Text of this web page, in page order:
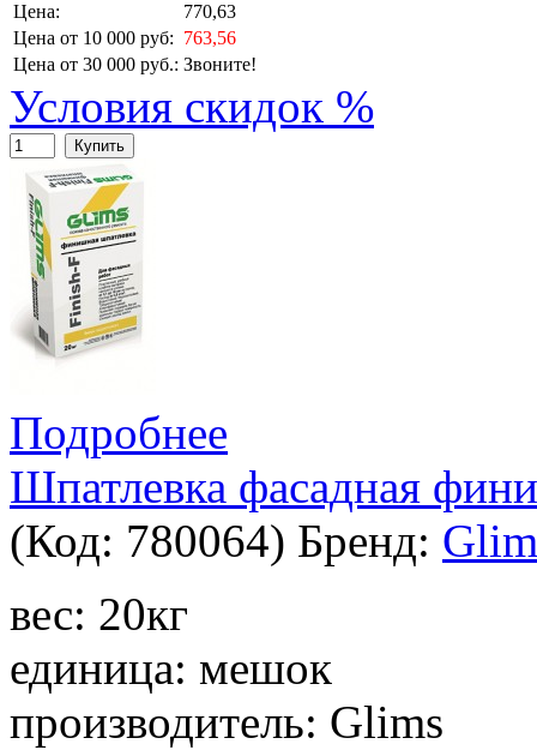
Цена:
770,63
Цена от 10 000 руб: 763,56
Цена от 30 000 руб.: Звоните!
Условия скидок %
Купить
Подробнее
Шпатлевка фасадная
(Код: 780064) Бренд:
вес: 20кг
единица: мешок
производитель: Glims